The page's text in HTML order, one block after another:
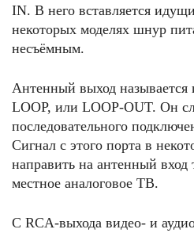
IN. В него вставляется
некоторых моделях шнур
несъёмным.
Антенный выход
LOOP, или LOOP-OUT. Он
последовательного
Сигнал с этого порта в
направить на антенный вход
местное аналоговое ТВ.
С RCA-выхода видео- и